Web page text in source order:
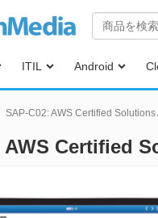
ITIL Android
SAP-C02: AWS Certified
AWS Certified